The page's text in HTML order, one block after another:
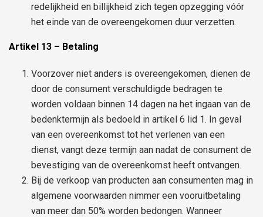
redelijkheid en billijkheid zich tegen opzegging vóór
het einde van de overeengekomen duur verzetten.
Artikel 13 – Betaling
Voorzover niet anders is overeengekomen, dienen de
door de consument verschuldigde bedragen te
worden voldaan binnen 14 dagen na het ingaan van de
bedenktermijn als bedoeld in artikel 6 lid 1. In geval
van een overeenkomst tot het verlenen van een
dienst, vangt deze termijn aan nadat de consument de
bevestiging van de overeenkomst heeft ontvangen.
Bij de verkoop van producten aan consumenten mag in
algemene voorwaarden nimmer een vooruitbetaling
van meer dan 50% worden bedongen. Wanneer